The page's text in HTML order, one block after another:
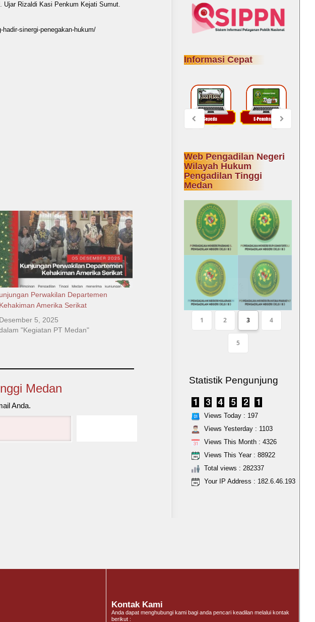
Ujar Rizaldi Kasi Penkum Kejati Sumut.
sinergi-penegakan-hukum/
unjungan Perwakilan Departemen
Kehakiman Amerika Serikat
Desember 5, 2025
"Kegiatan PT Medan"
Medan
Anda.
Informasi Cepat
Web Pengadilan Negeri
Wilayah Hukum
Pengadilan Tinggi
Medan
1 2 3 4
5
Statistik Pengunjung
Views Today : 197
Views Yesterday : 1103
Views This Month : 4326
Views This Year : 88922
Total views : 282337
Your IP Address : 182.6.46.193
Kontak Kami
Anda dapat menghubungi kami bagi anda pencari keadilan melalui kontak
berikut :